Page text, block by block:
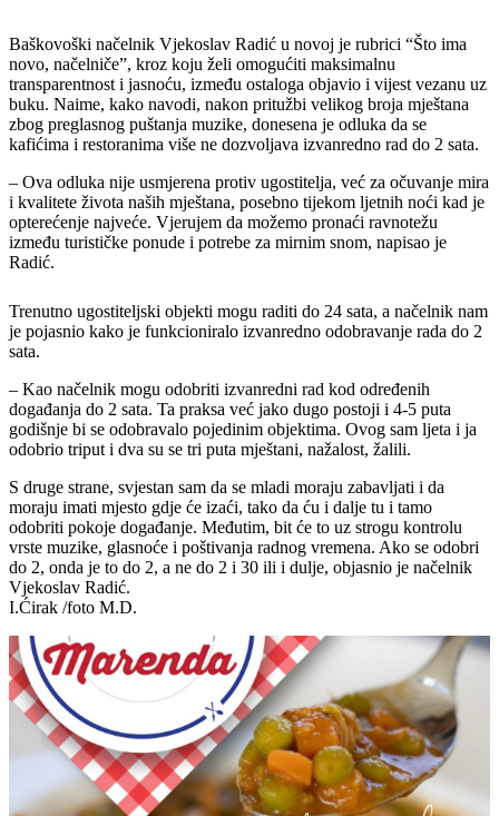
Baškovoški načelnik Vjekoslav Radić u novoj je rubrici “Što ima
novo, načelniče”, kroz koju želi omogućiti maksimalnu
transparentnost i jasnoću, između ostaloga objavio i vijest vezanu uz
buku. Naime, kako navodi, nakon pritužbi velikog broja mještana
zbog preglasnog puštanja muzike, donesena je odluka da se
kafićima i restoranima više ne dozvoljava izvanredno rad do 2 sata.
– Ova odluka nije usmjerena protiv ugostitelja, već za očuvanje mira
i kvalitete života naših mještana, posebno tijekom ljetnih noći kad je
opterećenje najveće. Vjerujem da možemo pronaći ravnotežu
između turističke ponude i potrebe za mirnim snom, napisao je
Radić.
Trenutno ugostiteljski objekti mogu raditi do 24 sata, a načelnik nam
je pojasnio kako je funkcioniralo izvanredno odobravanje rada do 2
sata.
– Kao načelnik mogu odobriti izvanredni rad kod određenih
događanja do 2 sata. Ta praksa već jako dugo postoji i 4-5 puta
godišnje bi se odobravalo pojedinim objektima. Ovog sam ljeta i ja
odobrio triput i dva su se tri puta mještani, nažalost, žalili.
S druge strane, svjestan sam da se mladi moraju zabavljati i da
moraju imati mjesto gdje će izaći, tako da ću i dalje tu i tamo
odobriti pokoje događanje. Međutim, bit će to uz strogu kontrolu
vrste muzike, glasnoće i poštivanja radnog vremena. Ako se odobri
do 2, onda je to do 2, a ne do 2 i 30 ili i dulje, objasnio je načelnik
Vjekoslav Radić.
I.Ćirak /foto M.D.